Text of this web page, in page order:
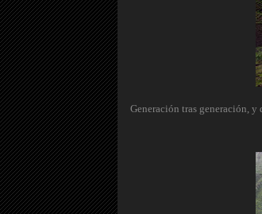
Generación tras generación,